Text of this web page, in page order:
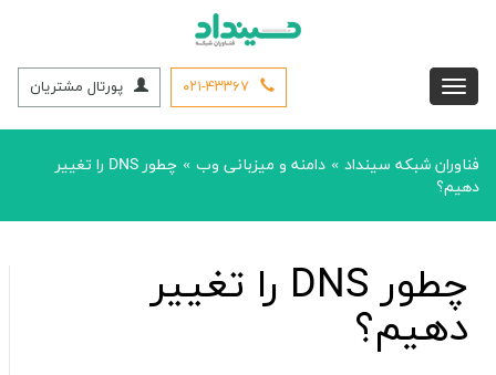
۰۲۱-۴۳۳۶۷ پورتال مشتریان
فناوران شبکه سینداد » دامنه و میزبانی وب »
چطور DNS را تغییر
دهیم؟
چطور DNS را تغییر
دهیم؟